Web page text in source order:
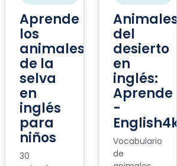
Aprende
los
animales
de la
selva
en
inglés
para
niños
30
del
desierto
en
inglés:
Aprende
-
Vocabulario
de